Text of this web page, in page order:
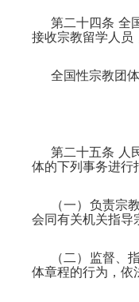
第二十四条 全
接收宗教留学人员
全国性宗教团
第二十五条 人
体的下列事务进行
（一）负责宗
会同有关机关指导
（二）监督、
体章程的行为，依